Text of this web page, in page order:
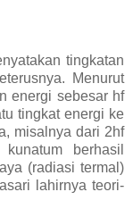
tingkatan
Menurut
energi sebesar hf
tingkat energi ke
misalnya dari 2hf
berhasil
(radiasi termal)
lahirnya teori-